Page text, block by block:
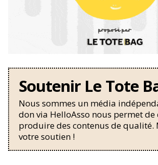
Soutenir Le Tote
Nous sommes un média
don via HelloAsso nous permet
produire des contenus de qualité.
votre soutien !